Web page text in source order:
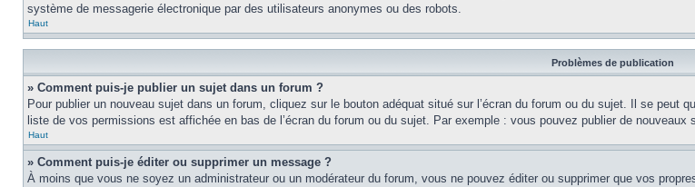
système de messagerie électronique par des utilisateurs anonymes ou des robots.
Haut
Problèmes de publication
» Comment puis-je publier un sujet dans un forum ?
Pour publier un nouveau sujet dans un forum, cliquez sur le bouton adéquat situé sur l’écran du forum ou du sujet. Il se peut
liste de vos permissions est affichée en bas de l’écran du forum ou du sujet. Par exemple : vous pouvez publier de
Haut
» Comment puis-je éditer ou supprimer un message ?
À moins que vous ne soyez un administrateur ou un modérateur du forum, vous ne pouvez éditer ou supprimer que vos